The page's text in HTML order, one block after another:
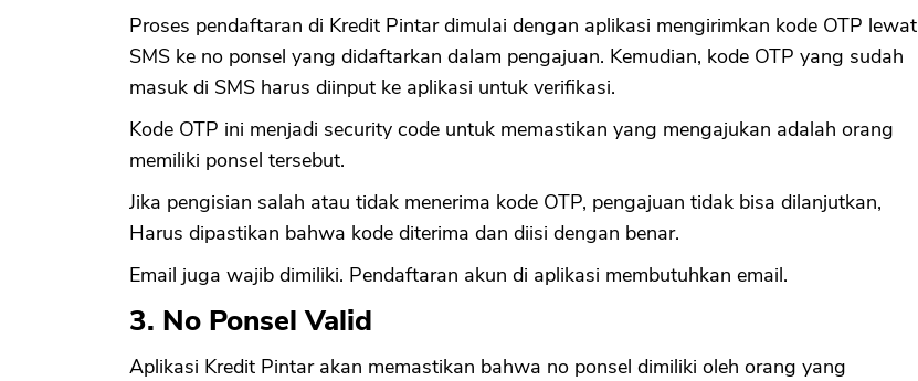
Proses pendaftaran di Kredit Pintar dimulai dengan aplikasi mengirimkan kode OTP lewat
SMS ke no ponsel yang didaftarkan dalam pengajuan. Kemudian, kode OTP yang sudah
masuk di SMS harus diinput ke aplikasi untuk verifikasi.
Kode OTP ini menjadi security code untuk memastikan yang mengajukan adalah orang
memiliki ponsel tersebut.
Jika pengisian salah atau tidak menerima kode OTP, pengajuan tidak bisa dilanjutkan,
Harus dipastikan bahwa kode diterima dan diisi dengan benar.
Email juga wajib dimiliki. Pendaftaran akun di aplikasi membutuhkan email.
3. No Ponsel Valid
Aplikasi Kredit Pintar akan memastikan bahwa no ponsel dimiliki oleh orang yang